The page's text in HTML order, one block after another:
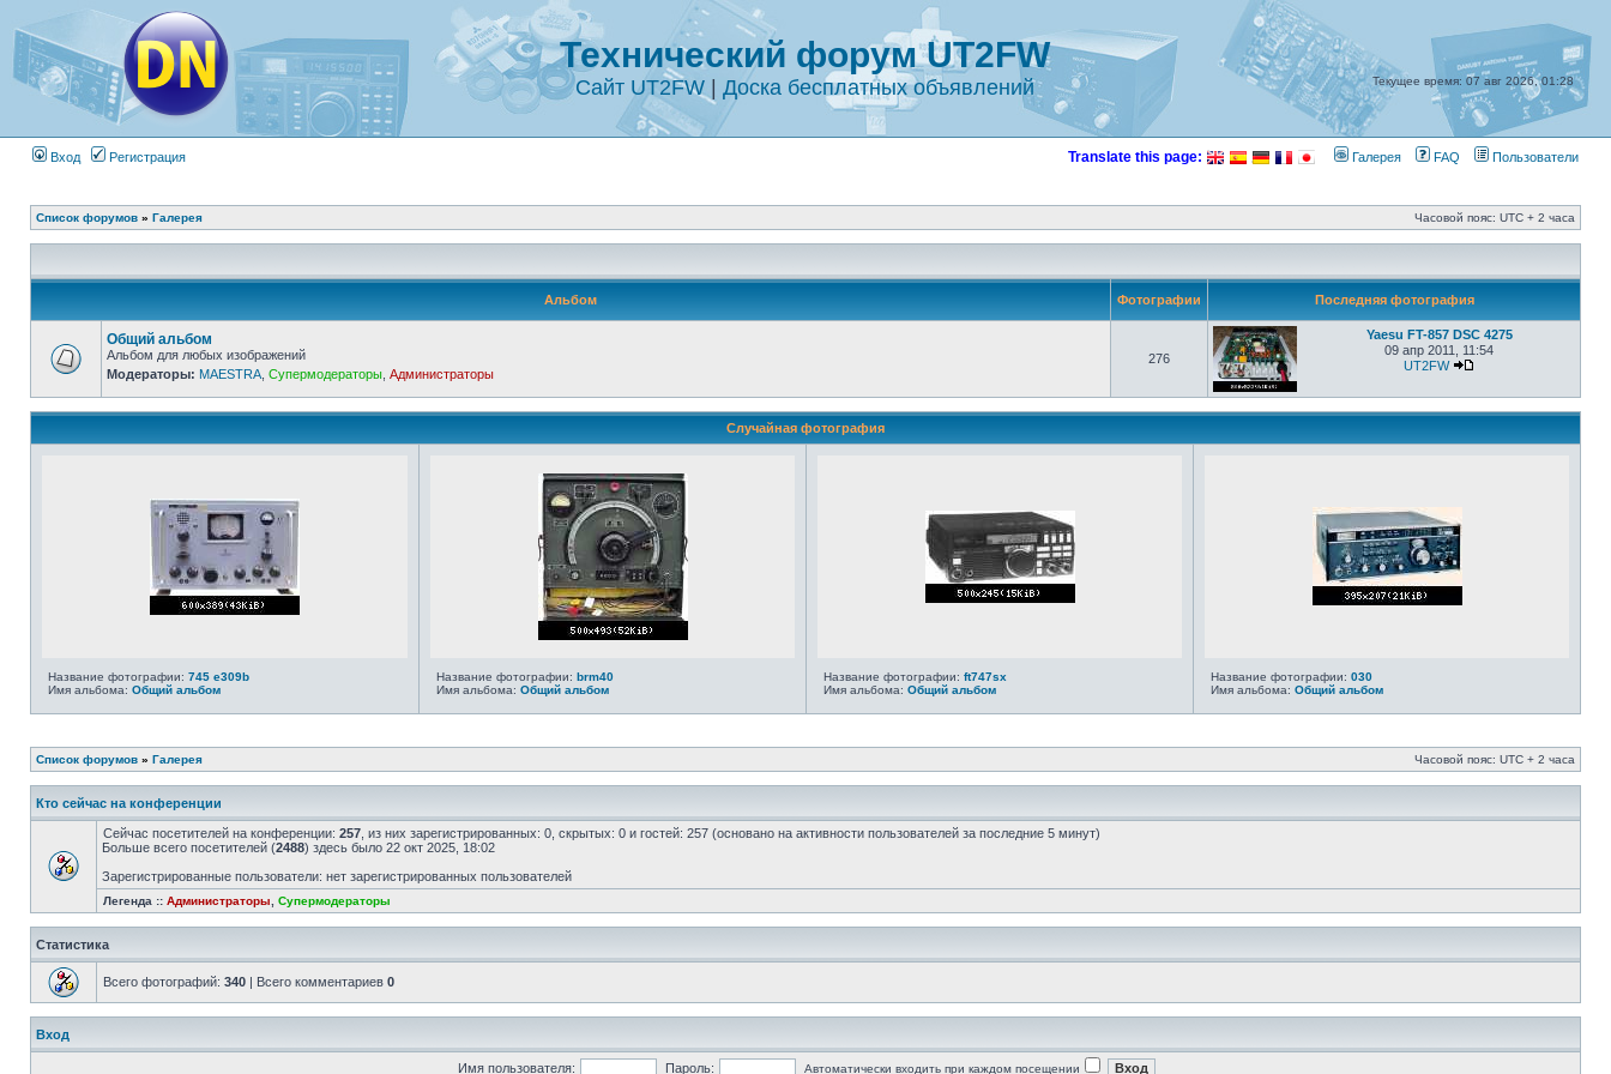
Технический форум UT2FW
Сайт UT2FW| Доска бесплатных объявлений Текущее время: 07 авг 2026, 01:28
Вход Регистрация Translate this page: Галерея FAQ Пользователи
Список форумов » Галерея Часовой пояс: UTC + 2 часа
Альбом Фотографии Последняя фотография
Общий альбом
Альбом для любых изображений
Модераторы: MAESTRA Супермодераторы Администраторы
276
Yaesu FT-857 DSC 4275
09 апр 2011, 11:54
UT2FW
Случайная фотография
Название фотографии: 745 e309b
Имя альбома: Общий альбом
Название фотографии: brm40
Имя альбома: Общий альбом
Название фотографии: ft747sx
Имя альбома: Общий альбом
Название фотографии: 030
Имя альбома: Общий альбом
Список форумов » Галерея Часовой пояс: UTC + 2 часа
Кто сейчас на конференции
Сейчас посетителей на конференции: 257 , из них зарегистрированных: 0, скрытых: 0 и гостей: 257 (основано на активности пользователей за последние 5 минут)
Больше всего посетителей (2488) здесь было 22 окт 2025, 18:02
Зарегистрированные пользователи: нет зарегистрированных пользователей
Легенда :: Администраторы Супермодераторы
Статистика
Всего фотографий: 340 | Всего комментариев 0
Вход
Имя пользователя: Пароль: Автоматически входить при каждом посещении